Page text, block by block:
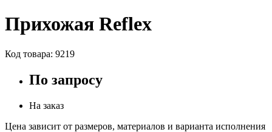
Прихожая Reflex
Код товара: 9219
По запросу
На заказ
Цена зависит от размеров, материалов и варианта исполнения